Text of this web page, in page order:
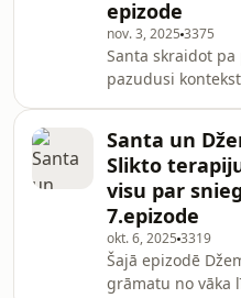
produktiem"
Santa un
Giljano
nekļūst resnas"
arī viņas varētu
epizode
nov. 3, 2025 3375
Santa skraidot
pazudusi
transpersonām
drag queen
gaismu un rāda
111.lpp garu
lieliem vārdiem.
aizsūtījis Saeimu
tas nemaina to,
Santa un
Slikto
visu par
7.epizode
okt. 6, 2025 3319
Šajā epizodē
grāmatu no vāka